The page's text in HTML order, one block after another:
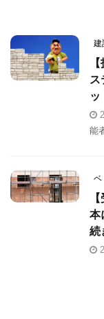
建
ス
ッ
能
ベ
本
続